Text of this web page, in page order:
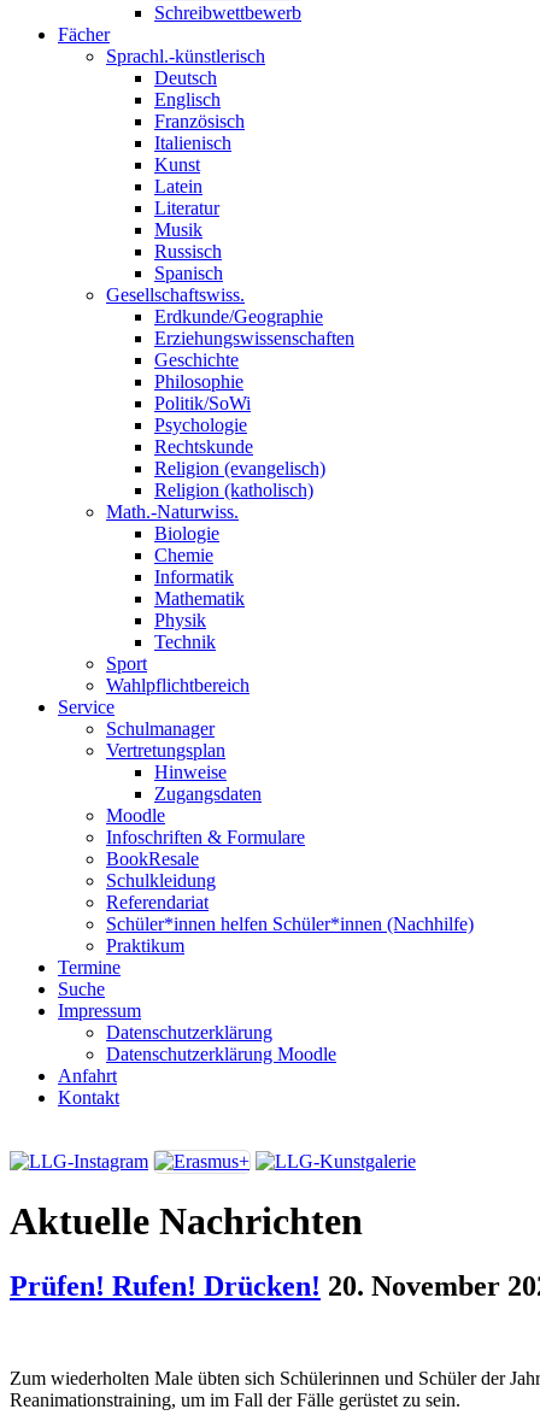
Schreibwettbewerb
Fächer
Sprachl.-künstlerisch
Deutsch
Englisch
Französisch
Italienisch
Kunst
Latein
Literatur
Musik
Russisch
Spanisch
Gesellschaftswiss.
Erdkunde/Geographie
Erziehungswissenschaften
Geschichte
Philosophie
Politik/SoWi
Psychologie
Rechtskunde
Religion (evangelisch)
Religion (katholisch)
Math.-Naturwiss.
Biologie
Chemie
Informatik
Mathematik
Physik
Technik
Sport
Wahlpflichtbereich
Service
Schulmanager
Vertretungsplan
Hinweise
Zugangsdaten
Moodle
Infoschriften & Formulare
BookResale
Schulkleidung
Referendariat
Schüler*innen helfen Schüler*innen (Nachhilfe)
Praktikum
Termine
Suche
Impressum
Datenschutzerklärung
Datenschutzerklärung Moodle
Anfahrt
Kontakt
Aktuelle Nachrichten
Prüfen! Rufen! Drücken! 20. November
Zum wiederholten Male übten sich Schülerinnen und Schüler der
Reanimationstraining, um im Fall der Fälle gerüstet zu sein.